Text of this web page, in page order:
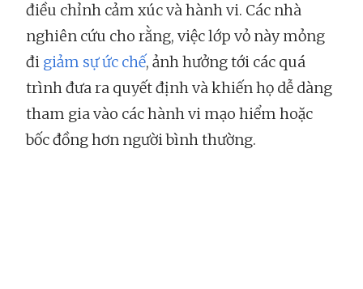
điều chỉnh cảm xúc và hành vi. Các nhà
nghiên cứu cho rằng, việc lớp vỏ này mỏng
đi giảm sự ức chế, ảnh hưởng tới các quá
trình đưa ra quyết định và khiến họ dễ dàng
tham gia vào các hành vi mạo hiểm hoặc
bốc đồng hơn người bình thường.